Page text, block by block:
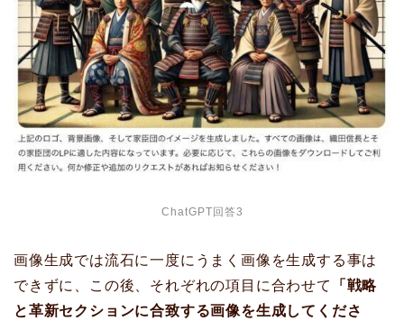
ChatGPT回答3
画像生成では流石に一度にうまく画像を生成する事は
できずに、この後、それぞれの項目に合わせて
「戦略
と革新セクションに合致する画像を生成してくださ